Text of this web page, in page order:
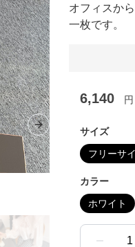
Next slide
オフィスか
一枚です。
6,140 円
サイズ
フリーサ
カラー
ホワイト
1